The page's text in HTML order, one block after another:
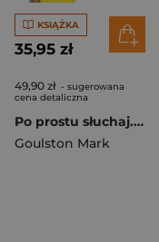
KSIĄŻKA
35,95 zł
49,90 zł - sugerowana
cena detaliczna
Po prostu słuchaj. Sztuka porozumienia
Goulston Mark